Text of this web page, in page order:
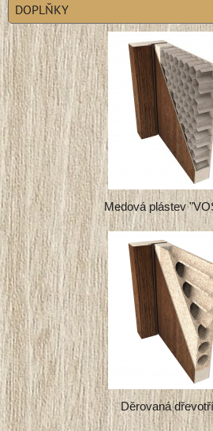
DOPLŇKY
Medová plástev
Děrovaná